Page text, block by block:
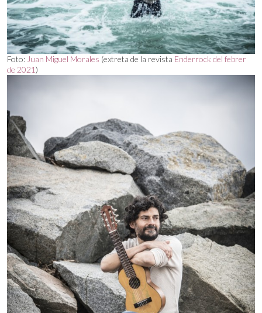
Foto: Juan Miguel Morales (extreta de la revista Enderrock del febrer
de 2021)